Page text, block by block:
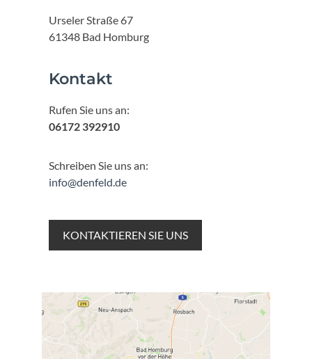
Urseler Straße 67
61348 Bad Homburg
Kontakt
Rufen Sie uns an:
06172 392910
Schreiben Sie uns an:
info@denfeld.de
KONTAKTIEREN SIE UNS